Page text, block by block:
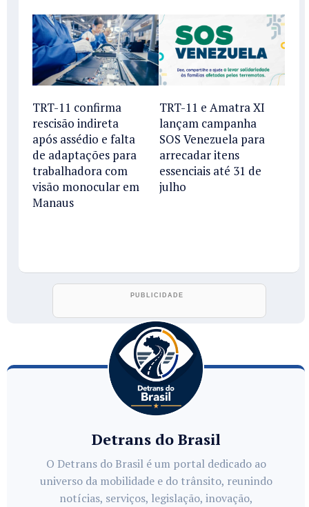
TRT-11 confirma
rescisão indireta
após assédio e falta
de adaptações para
trabalhadora com
visão monocular em
Manaus
TRT-11 e Amatra XI
lançam campanha
SOS Venezuela para
arrecadar itens
essenciais até 31 de
julho
Detrans do Brasil
O Detrans do Brasil é um portal dedicado ao
universo da mobilidade e do trânsito, reunindo
notícias, serviços, legislação, inovação,